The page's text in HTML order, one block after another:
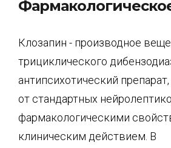
Клозапин - производное
трициклического
антипсихотический
от стандартных
фармакологическими
клиническим действием. В